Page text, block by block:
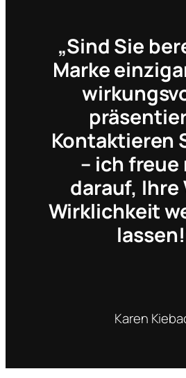
„Sind Sie
Marke
Kontaktieren
– ich freue
darauf, Ihre
Wirklichkeit
Karen